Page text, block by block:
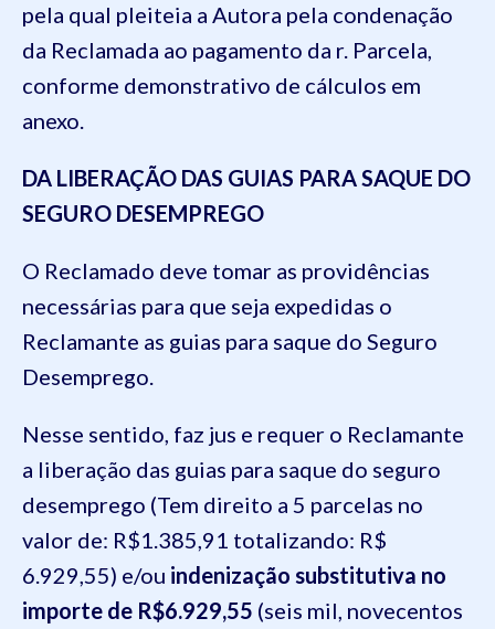
pela qual pleiteia a Autora pela condenação
da Reclamada ao pagamento da r. Parcela,
conforme demonstrativo de cálculos em
anexo.
DA LIBERAÇÃO DAS GUIAS PARA SAQUE DO
SEGURO DESEMPREGO
O Reclamado deve tomar as providências
necessárias para que seja expedidas o
Reclamante as guias para saque do Seguro
Desemprego.
Nesse sentido, faz jus e requer o Reclamante
a liberação das guias para saque do seguro
desemprego (Tem direito a 5 parcelas no
valor de: R$1.385,91 totalizando: R$
6.929,55) e/ou indenização substitutiva no
importe de R$6.929,55 (seis mil, novecentos